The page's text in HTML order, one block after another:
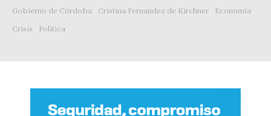
Gobierno de Córdoba
Cristina Fernandez de Kirchner
Economía
Crisis
Politica